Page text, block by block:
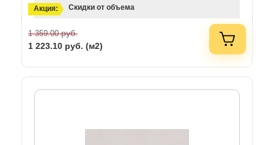
Акция: Скидки от объема
1 359.00руб.
1 223.10 руб. (м2)